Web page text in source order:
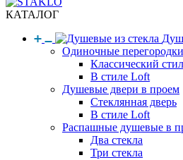
КАТАЛОГ
Одиночные перегородки
Классический
В стиле Loft
Душевые двери в проем
Стеклянная дверь
В стиле Loft
Распашные душевые в
Два стекла
Три стекла